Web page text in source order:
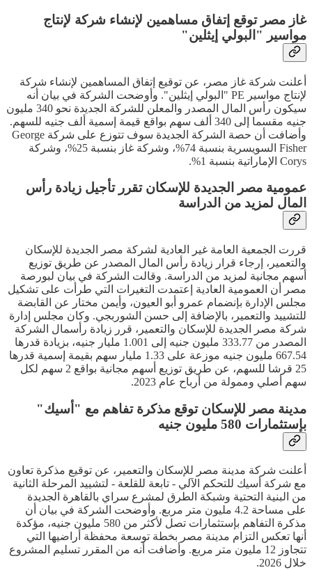
غاز مصر توقع إتفاق مساهمين لإنشاء شركة لإنتاج
مواسير "البولي إيثلين"
أعلنت شركة غاز مصر، عن توقيع إتفاق المساهمين لإنشاء شركة
لإنتاج مواسير PE "البولي إيثلين". وأوضحت الشركة في بيان أنه
سيكون رأس المال المصدر والمعلن للشركة الجديدة نحو 340 مليون
جنيه مقسما إلى 340 ألف سهم بواقع قيمة إسمية ألف جنيه للسهم.
وأضافت أن حصة الشركة الجديدة سوف تتوزع على شركة George
Fisher السويسرية بنسبة 74%، وشركة غاز بنسبة 25%، وشركة
Corys الإماراتية بنسبة 1%.
عمومية مصر الجديدة للإسكان تقرر تأجيل زيادة رأس
المال لمزيد من الدراسة
قررت الجمعية العامة غير العادية لشركة مصر الجديدة للإسكان
والتعمير، إرجاء قرار زيادة رأس المال المصدر عن طريق توزيع
أسهم مجانية لمزيد من الدراسة. وقالت الشركة في بيان لبورصة
مصر أن العمومية العادية إعتمدت التغيرات التي طرأت على تشكيل
مجلس الإدارة بإنضمام عمرو أبو العيون، وأيمن مختار عن القابضة
للتشييد والتعمير، بالإضافة إلى حسن الشوربجي. وكان مجلس إدارة
شركة مصر الجديدة للإسكان والتعمير، قرر زيادة رأسمال الشركة
المصدر من 333.77 مليون جنيه إلى 1.001 مليار جنيه، بزيادة قدرها
667.54 مليون جنيه موزعة على 1.33 مليار سهم بقيمة إسمية قدرها
25 قرشا للسهم، عن طريق توزيع أسهم مجانية بواقع 2 سهم لكل
سهم أصلي وممولة من أرباح عام 2023.
مدينة مصر للإسكان توقع مذكرة تفاهم مع "أسيك"
بإستثمارات 580 مليون جنيه
أعلنت شركة مدينة مصر للإسكان والتعمير، عن توقيع مذكرة تعاون
مع شركة أسيك للتحكم الآلي - تابعة للقلعة - لتشييد المرحلة الثانية
من البنية التحتية وشبكة الطرق لمشرع سراي بالقاهرة الجديدة
على مساحة 4.2 مليون متر مربع. وأوضحت الشركة في بيان أن
مذكرة التفاهم بإستثمارات تصل لأكثر من 580 مليون جنيه، مؤكدة
أنها تعكس التزام مدينة مصر بخطة توسعة محفظة أراضيها التي
تتجاوز 12 مليون متر مربع. وأضافت أنه من المقرر تسليم المشروع
خلال 2026.